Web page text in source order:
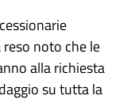
reso noto che le
alla richiesta
su tutta la